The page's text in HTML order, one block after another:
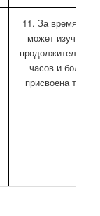
11. За время
может изучить
часов и более
присвоена